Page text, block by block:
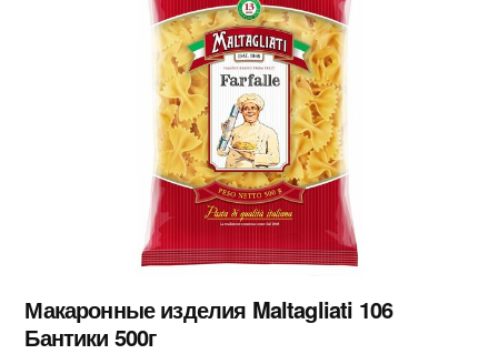
Макаронные изделия Maltagliati 106
Бантики 500г